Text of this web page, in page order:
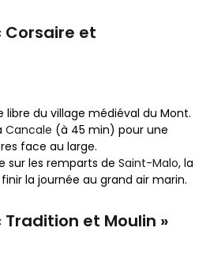
Corsaire et
libre du village médiéval du Mont.
Cancale (à 45 min) pour une
face au large.
sur les remparts de Saint-Malo, la
la journée au grand air marin.
Tradition et Moulin »